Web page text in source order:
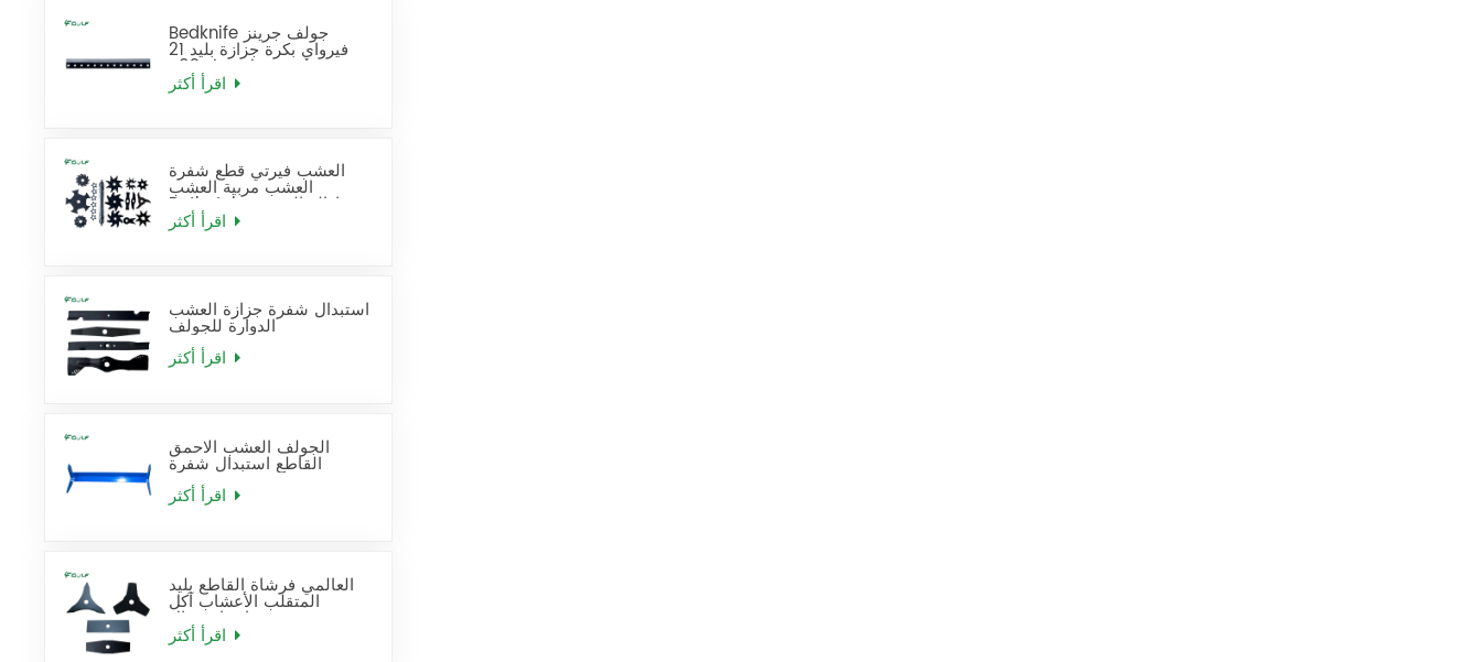
Bedknife جولف جرينز
فيرواي بكرة جزازة بليد 21
4262
العشب فيرتي قطع شفرة
العشب مربية العشب
Dethatcher إزالة القش
شفرة استبدال
استبدال شفرة جزازة العشب
الدوارة للجولف
الجولف العشب الاحمق
القاطع استبدال شفرة
العالمي فرشاة القاطع بليد
المتقلب الأعشاب آكل
شفرات استبدال